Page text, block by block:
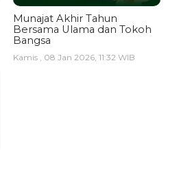
Munajat Akhir Tahun
Bersama Ulama dan Tokoh
Bangsa
Kamis , 08 Jan 2026, 11:32 WIB